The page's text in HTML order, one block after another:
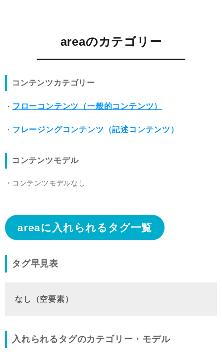
areaのカテゴリー
コンテンツカテゴリー
フローコンテンツ（一般的コンテンツ）
フレージングコンテンツ（記述コンテンツ）
コンテンツモデル
コンテンツモデルなし
areaに入れられるタグ一覧
タグ早見表
なし（空要素）
入れられるタグのカテゴリー・モデル